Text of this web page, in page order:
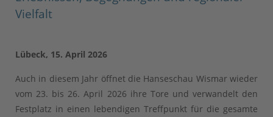
Vielfalt
Lübeck, 15. April 2026
Auch in diesem Jahr öffnet die Hanseschau Wismar wieder
vom 23. bis 26. April 2026 ihre Tore und verwandelt den
Festplatz in einen lebendigen Treffpunkt für die gesamte